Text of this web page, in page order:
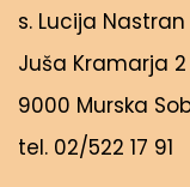
s. Lucija
Juša Kramarja 2
9000 Murska
tel. 02/522 17 91